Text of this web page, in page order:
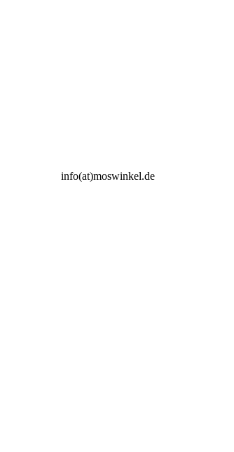
info(at)moswinkel.de